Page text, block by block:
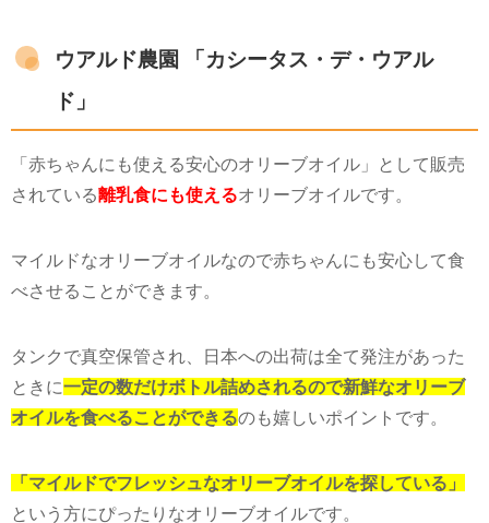
ウアルド農園 「カシータス・デ・ウアル
ド」
「赤ちゃんにも使える安心のオリーブオイル」として販売
されている離乳食にも使えるオリーブオイルです。
マイルドなオリーブオイルなので赤ちゃんにも安心して食
べさせることができます。
タンクで真空保管され、日本への出荷は全て発注があった
ときに一定の数だけボトル詰めされるので新鮮なオリーブ
オイルを食べることができるのも嬉しいポイントです。
「マイルドでフレッシュなオリーブオイルを探している」
という方にぴったりなオリーブオイルです。